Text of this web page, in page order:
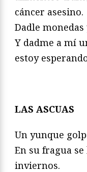
cáncer asesino.
Dadle monedas
Y dadme a mí
estoy
LAS ASCUAS
Un yunque
En su fragua
inviernos.